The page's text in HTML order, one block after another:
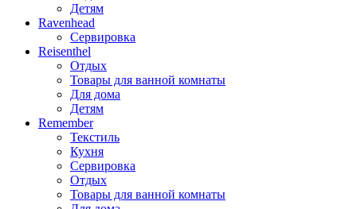
Детям
Ravenhead
Сервировка
Reisenthel
Отдых
Товары для ванной комнаты
Для дома
Детям
Remember
Текстиль
Кухня
Сервировка
Отдых
Товары для ванной комнаты